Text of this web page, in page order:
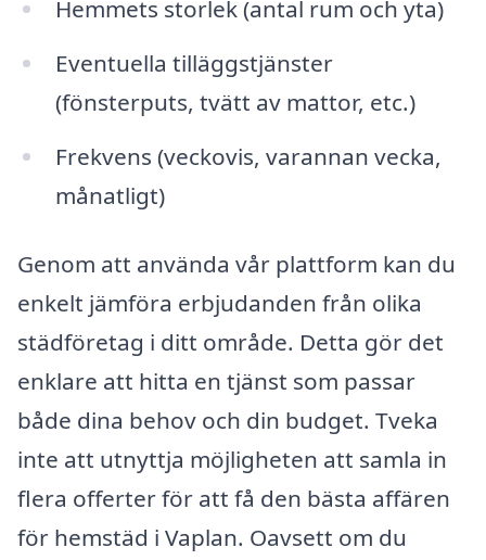
Hemmets storlek (antal rum och yta)
Eventuella tilläggstjänster
(fönsterputs, tvätt av mattor, etc.)
Frekvens (veckovis, varannan vecka,
månatligt)
Genom att använda vår plattform kan du
enkelt jämföra erbjudanden från olika
städföretag i ditt område. Detta gör det
enklare att hitta en tjänst som passar
både dina behov och din budget. Tveka
inte att utnyttja möjligheten att samla in
flera offerter för att få den bästa affären
för hemstäd i Vaplan. Oavsett om du